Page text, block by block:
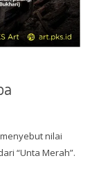
“Unta Merah”.